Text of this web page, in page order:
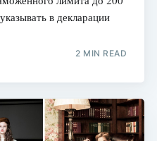
в декларации
2 MIN READ